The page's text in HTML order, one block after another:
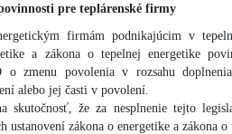
pre teplárenské firmy
firmám podnikajúcim v
a zákona o tepelnej energetike
o zmenu povolenia v rozsahu
alebo jej časti v povolení.
skutočnosť, že za nesplnenie tejto
ustanovení zákona o energetike a zákona o